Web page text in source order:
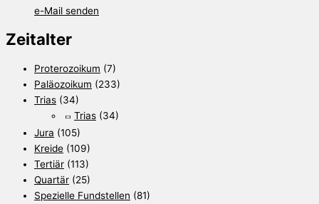
e-Mail senden
Zeitalter
Proterozoikum (7)
Paläozoikum (233)
Trias (34)
Trias (34)
Jura (105)
Kreide (109)
Tertiär (113)
Quartär (25)
Spezielle Fundstellen (81)